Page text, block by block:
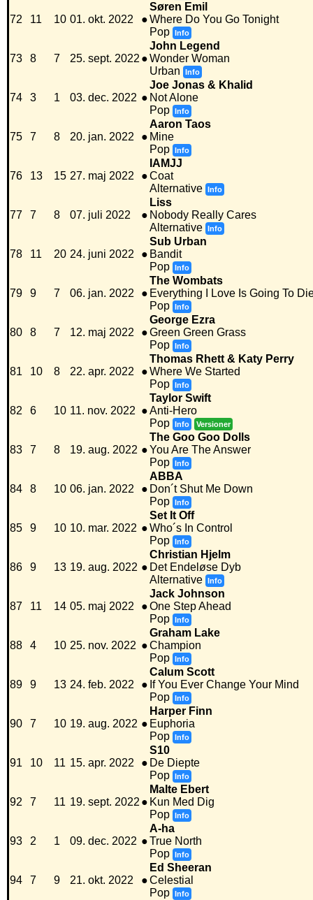
72 11 10 01. okt. 2022 ●
Søren Emil
Where Do You Go Tonight
Pop Info
73 8 7 25. sept. 2022 ●
John Legend
Wonder Woman
Urban
Info
74 3 1 03. dec. 2022 ●
Joe Jonas & Khalid
Not Alone
Pop Info
75 7 8 20. jan. 2022 ●
Aaron Taos
Mine
Pop Info
76 13 15 27. maj 2022 ●
IAMJJ
Coat
Alternative Info
77 7 8 07. juli 2022 ●
Liss
Nobody Really Cares
Alternative Info
78 11 20 24. juni 2022 ●
Sub Urban
Bandit
Pop Info
79 9 7 06. jan. 2022 ●
The Wombats
Everything I Love Is Going To
Pop Info
80 8 7 12. maj 2022 ●
George Ezra
Green Green Grass
Pop Info
81 10 8 22. apr. 2022 ●
Thomas Rhett & Katy Perry
Where We Started
Pop Info
82 6 10 11. nov. 2022 ●
Taylor Swift
Anti-Hero
Pop Info Versioner
83 7 8 19. aug. 2022 ●
The Goo Goo Dolls
You Are The Answer
Pop Info
84 8 10 06. jan. 2022 ●
ABBA
Don´t Shut Me Down
Pop Info
85 9 10 10. mar. 2022 ●
Set It Off
Who´s In Control
Pop Info
86 9 13 19. aug. 2022 ●
Christian Hjelm
Det Endeløse Dyb
Alternative Info
87 11 14 05. maj 2022 ●
Jack Johnson
One Step Ahead
Pop Info
88 4 10 25. nov. 2022 ●
Graham Lake
Champion
Pop Info
89 9 13 24. feb. 2022 ●
Calum Scott
If You Ever Change Your Mind
Pop Info
90 7 10 19. aug. 2022 ●
Harper Finn
Euphoria
Pop Info
91 10 11 15. apr. 2022 ●
S10
De Diepte
Pop Info
92 7 11 19. sept. 2022 ●
Malte Ebert
Kun Med Dig
Pop Info
93 2 1 09. dec. 2022 ●
A-ha
True North
Pop Info
94 7 9 21. okt. 2022 ●
Ed Sheeran
Celestial
Pop Info